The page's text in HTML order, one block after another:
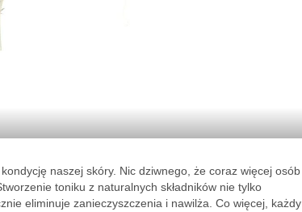
naszej skóry. Nic dziwnego, że coraz więcej osób
toniku z naturalnych składników nie tylko
eliminuje zanieczyszczenia i nawilża. Co więcej, każdy